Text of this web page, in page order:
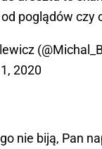
poglądów czy
2020
nie biją, Pan